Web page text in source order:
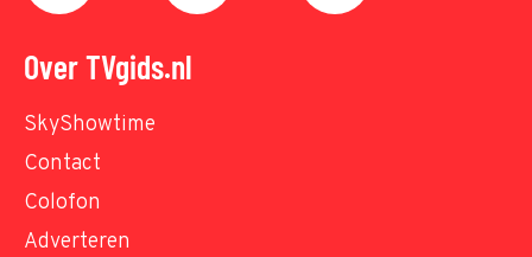
Over TVgids.nl
SkyShowtime
Contact
Colofon
Adverteren